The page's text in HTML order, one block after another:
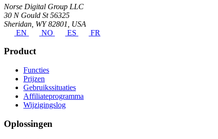
Norse Digital Group LLC
30 N Gould St 56325
Sheridan, WY 82801, USA
EN
NO ES FR
Product
Functies
Prijzen
Gebruikssituaties
Affiliateprogramma
Wijzigingslog
Oplossingen